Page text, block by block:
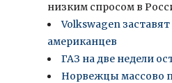
низким спросом в
Volkswagen
американцев
ГАЗ на две недели
Норвежцы массово